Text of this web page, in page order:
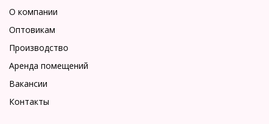
О компании
Оптовикам
Производство
Аренда помещений
Вакансии
Контакты